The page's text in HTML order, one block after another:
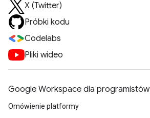
X (Twitter)
Próbki kodu
Codelabs
Pliki wideo
Google Workspace dla programistów
Omówienie platformy